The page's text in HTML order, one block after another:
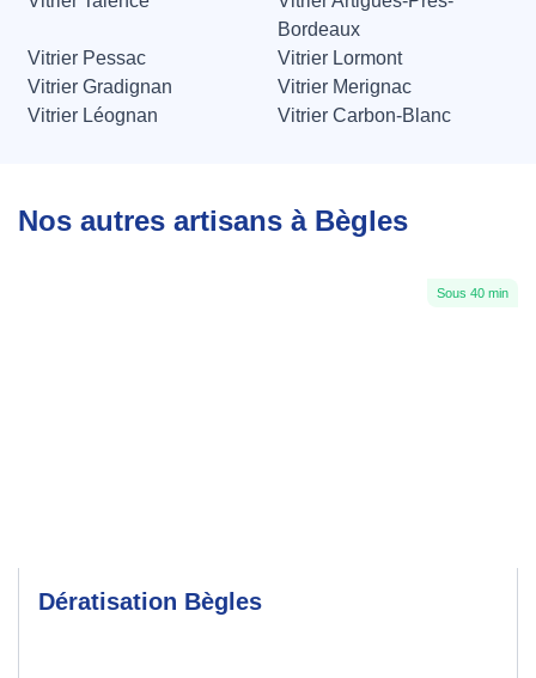
Bordeaux
Vitrier Pessac
Vitrier Lormont
Vitrier Gradignan
Vitrier Merignac
Vitrier Léognan
Vitrier Carbon-Blanc
Nos autres artisans à Bègles
Sous 40 min
Dératisation Bègles